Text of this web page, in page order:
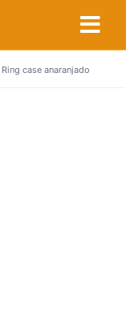
case anaranjado